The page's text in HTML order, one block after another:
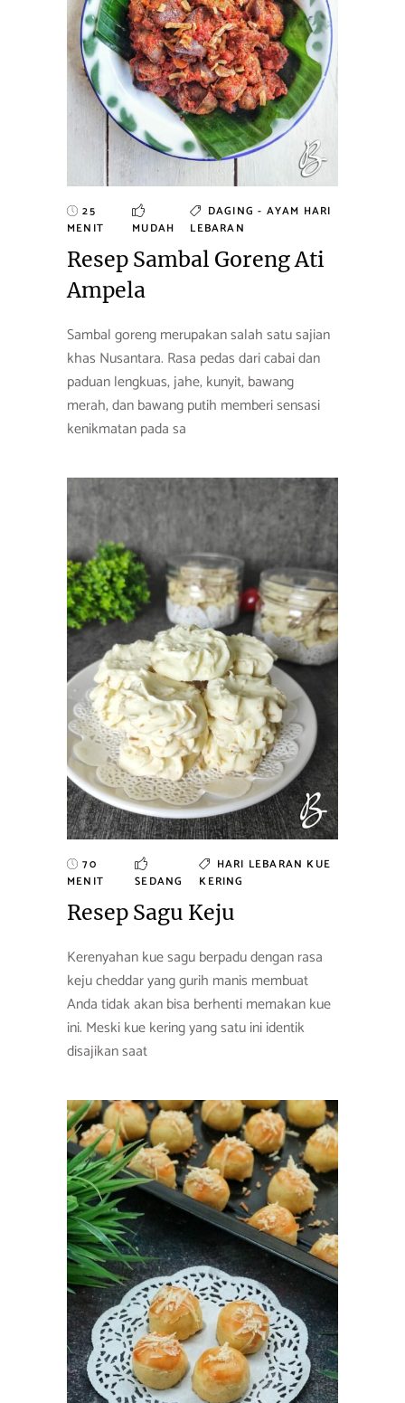
25
MENIT
MUDAH
DAGING - AYAM HARI
LEBARAN
Resep Sambal Goreng Ati
Ampela
Sambal goreng merupakan salah satu sajian
khas Nusantara. Rasa pedas dari cabai dan
paduan lengkuas, jahe, kunyit, bawang
merah, dan bawang putih memberi sensasi
kenikmatan pada sa
70
MENIT
SEDANG
HARI LEBARAN KUE
KERING
Resep Sagu Keju
Kerenyahan kue sagu berpadu dengan rasa
keju cheddar yang gurih manis membuat
Anda tidak akan bisa berhenti memakan kue
ini. Meski kue kering yang satu ini identik
disajikan saat